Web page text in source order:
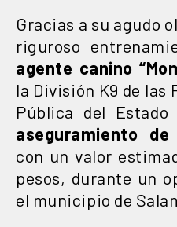
Gracias a su agudo
riguroso
agente canino
la División K9 de las
Pública del Estado
aseguramiento
con un valor
pesos, durante un
el municipio de